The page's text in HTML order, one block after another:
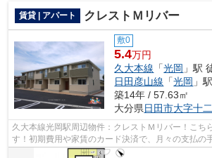
賃貸 | アパート クレストＭリバー
敷0
5.4万円
久大本線 「光岡 」駅
日田彦山線 「光岡 」
築14年 / 57.63㎡
大分県日田市大字十
久大本線光岡駅周辺物件：クレストＭリバー！こち
す！初期費用や家賃のカード決済で、月々の支払の
が良く、熱がこもりにくいので、室内が...